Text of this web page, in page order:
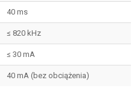
40 ms
≤ 820 kHz
≤ 30 mA
40 mA (bez obciążenia)